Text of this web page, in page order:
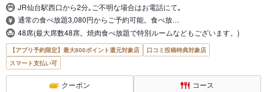
JR仙台駅西口から2分｡ご不明な場合はお電話にて｡
通常の食べ放題3,080円からご予約可能。食べ放…
48席(最大席数48席。焼肉食べ放題で特別ルームなどもございます。)
【アプリ予約限定】最大800ポイント還元対象店
口コミ投稿特典対象店
スマート支払い可
クーポン コース